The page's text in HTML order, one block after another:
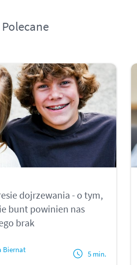
Polecane
dojrzewania - o tym,
bunt powinien nas
brak
Biernat 5 min.